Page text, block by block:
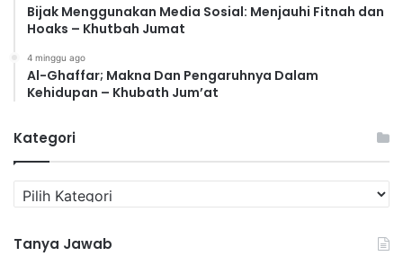
Bijak Menggunakan Media Sosial: Menjauhi Fitnah dan
Hoaks – Khutbah Jumat
4 minggu ago
Al-Ghaffar; Makna Dan Pengaruhnya Dalam
Kehidupan – Khubath Jum’at
Kategori
a
e
Tanya Jawab